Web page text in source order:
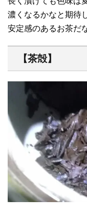
濃くなるかなと期待
安定感のあるお茶だ
【茶殻】